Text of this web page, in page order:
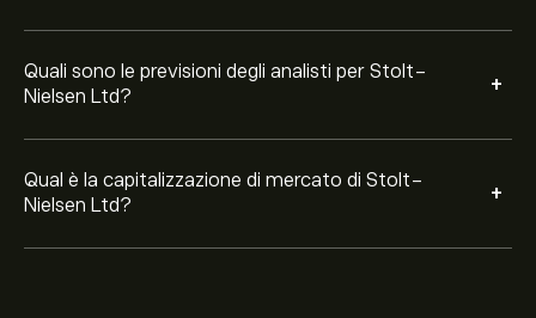
Quali sono le previsioni degli analisti per Stolt-
Nielsen Ltd?
+
Qual è la capitalizzazione di mercato di Stolt-
Nielsen Ltd?
+